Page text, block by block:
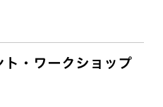
ト・ワークショップ